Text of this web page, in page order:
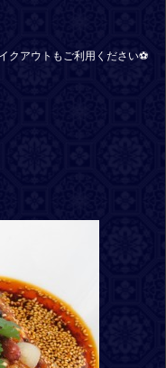
クアウトもご利用ください⚽